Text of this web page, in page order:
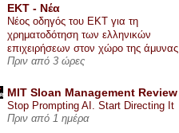
ΕΚΤ - Nέα
Νέος οδηγός του ΕΚΤ για τη
χρηματοδότηση των ελληνικών
επιχειρήσεων στον χώρο της άμυνας
Πριν από 3 ώρες
MIT Sloan Management Review
Stop Prompting AI. Start Directing It
Πριν από 1 ημέρα